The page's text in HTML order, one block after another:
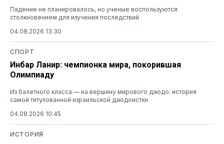
Падение не планировалось, но ученые воспользуются
столкновением для изучения последствий
04.08.2026 13:30
СПОРТ
Инбар Ланир: чемпионка мира, покорившая
Олимпиаду
Из балетного класса — на вершину мирового дзюдо: история
самой титулованной израильской дзюдоистки
04.08.2026 10:45
ИСТОРИЯ